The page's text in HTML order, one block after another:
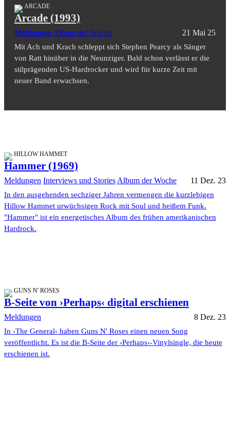
ARCADE
Arcade (1993)
MeldungenAlbum der Woche 21 Mai 25
Mit Ach und Krach schleppt sich Stephen Pearcy als Sänger
von Ratt hinüber in die Neunziger. Bald schon verlässt er die
stilprägenden US-Hardrocker und wird für kurze Zeit mit
neuer Band erwachsen.
HILLOW HAMMET
Hammer (1969)
Meldungen Interviews und StoriesAlbum der Woche 11 Dez. 23
In den ausgehenden sechziger Jahren vermengen die kurzlebigen
Hillow Hammet urwüchsigen Rock mit Soul und heißem Funk.
"Hammer" ist ein energetisches Album des frühen amerikanischen
Hardrock.
GUNS N' ROSES
B-Seite von ›Perhaps‹ digital erschienen
Meldungen 8 Dez. 23
In ›The General‹ haben Guns N' Roses einen neuen Song
veröffentlicht. Es ist die B-Seite der ›Perhaps‹-Vinylsingle, die heute
erschienen ist.